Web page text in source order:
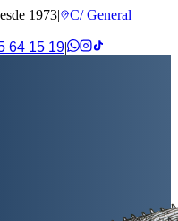
1973|
C/ General
64 15 19|